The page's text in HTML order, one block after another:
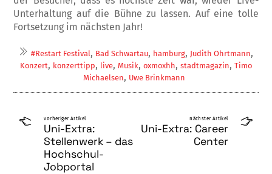
Unterhaltung auf die Bühne zu lassen. Auf eine tolle
Fortsetzung im nächsten Jahr!
#Restart Festival , Bad Schwartau, hamburg, Judith Ohrtmann,
Konzert, konzerttipp, live, Musik, oxmoxhh, stadtmagazin, Timo
Michaelsen, Uwe Brinkmann
vorheriger Artikel
Uni-Extra:
Stellenwerk – das
Hochschul-
Jobportal
nächster Artikel
Uni-Extra: Career
Center